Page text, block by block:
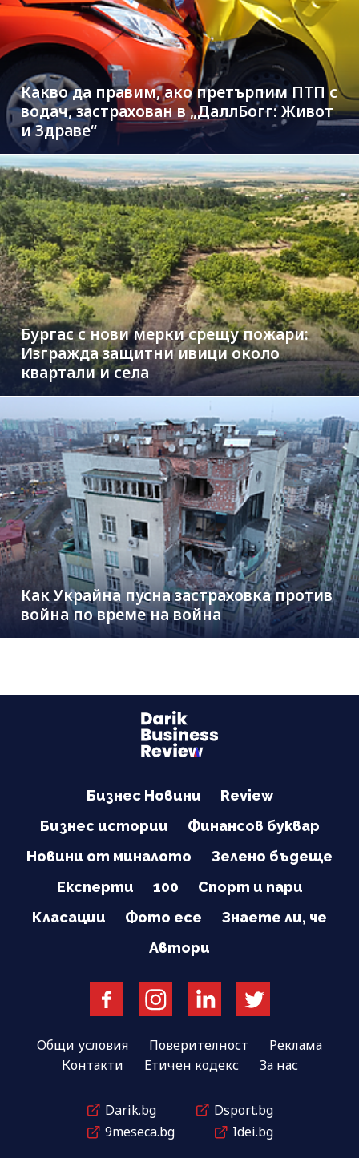
Какво да правим, ако претърпим ПТП с
водач, застрахован в „ДаллБогг: Живот
и Здраве“
Бургас с нови мерки срещу пожари:
Изгражда защитни ивици около
квартали и села
Как Украйна пусна застраховка против
война по време на война
Бизнес Новини
Review
Бизнес истории
Финансов буквар
Новини от миналото
Зелено бъдеще
Експерти
100
Спорт и пари
Класации
Фото есе
Знаете ли, че
Автори
Общи условия Поверителност
Реклама
Контакти
Етичен кодекс За нас
Darik.bg
Dsport.bg
9meseca.bg
Idei.bg